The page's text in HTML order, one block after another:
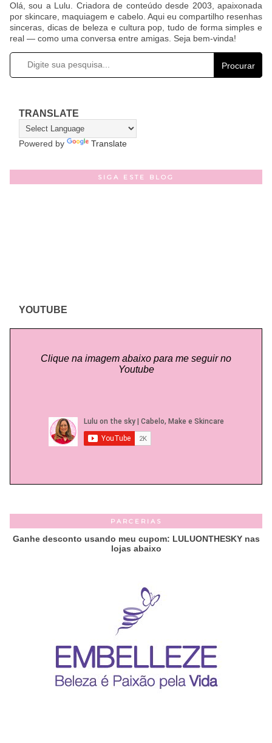
Olá, sou a Lulu. Criadora de conteúdo desde 2003, apaixonada
por skincare, maquiagem e cabelo. Aqui eu compartilho resenhas
sinceras, dicas de beleza e cultura pop, tudo de forma simples e
real — como uma conversa entre amigas. Seja bem-vinda!
Procurar
TRANSLATE
Powered by Translate
SIGA ESTE BLOG
YOUTUBE
Clique na imagem abaixo para me seguir no
Youtube
PARCERIAS
Ganhe desconto usando meu cupom: LULUONTHESKY nas
lojas abaixo